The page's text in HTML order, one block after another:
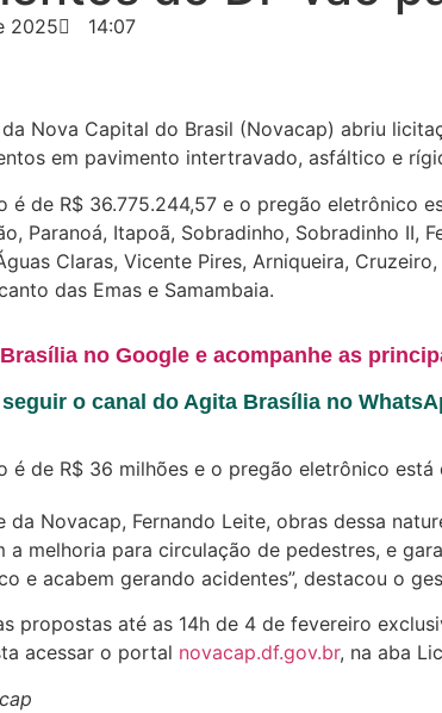
2025 14:07
Nova Capital do Brasil (Novacap) abriu
em pavimento intertravado, asfáltico e
é de R$ 36.775.244,57 e o pregão eletrônico
Paranoá, Itapoã, Sobradinho, Sobradinho II,
Claras, Vicente Pires, Arniqueira,
das Emas e Samambaia.
no Google e acompanhe as
o canal do Agita Brasília no
é de R$ 36 milhões e o pregão eletrônico
Novacap, Fernando Leite, obras dessa
melhoria para circulação de pedestres, e
e acabem gerando acidentes”, destacou o
propostas até as 14h de 4 de fevereiro
acessar o portal novacap.df.gov.br, na aba